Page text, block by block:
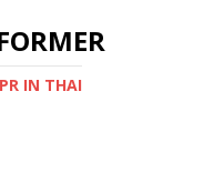
IN THAI